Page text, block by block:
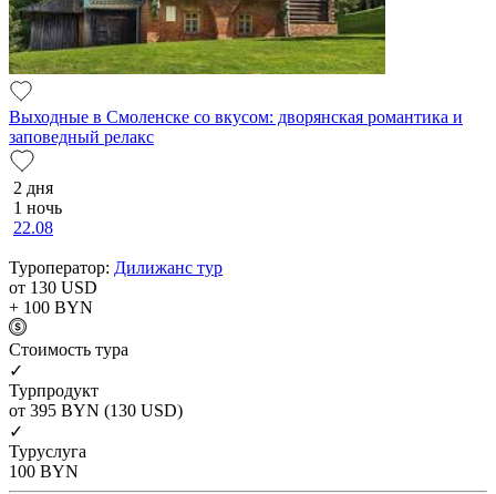
Выходные в Смоленске со вкусом: дворянская романтика и
заповедный релакс
2 дня
1 ночь
22.08
Туроператор: Дилижанс тур
от 130 USD
+ 100 BYN
Cтоимость тура
✓
Турпродукт
от 395 BYN (130 USD)
✓
Туруслуга
100 BYN